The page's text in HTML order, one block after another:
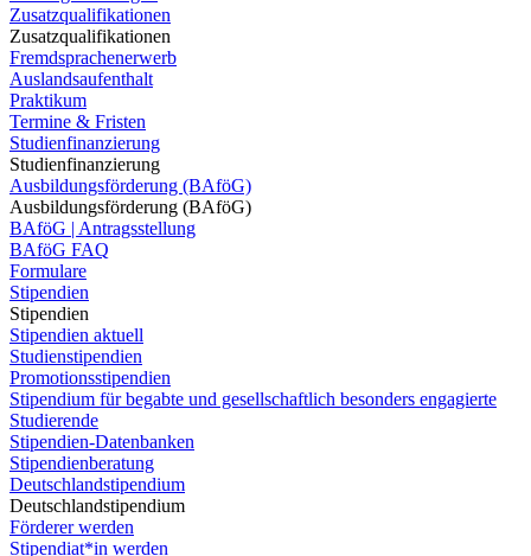
Zusatzqualifikationen
Zusatzqualifikationen
Fremdsprachenerwerb
Auslandsaufenthalt
Praktikum
Termine & Fristen
Studienfinanzierung
Studienfinanzierung
Ausbildungsförderung (BAföG)
Ausbildungsförderung (BAföG)
BAföG | Antragsstellung
BAföG FAQ
Formulare
Stipendien
Stipendien
Stipendien aktuell
Studienstipendien
Promotionsstipendien
Stipendium für begabte und gesellschaftlich besonders engagierte
Studierende
Stipendien-Datenbanken
Stipendienberatung
Deutschlandstipendium
Deutschlandstipendium
Förderer werden
Stipendiat*in werden